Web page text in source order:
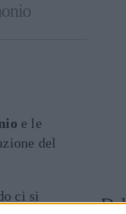
e le
del
ci si